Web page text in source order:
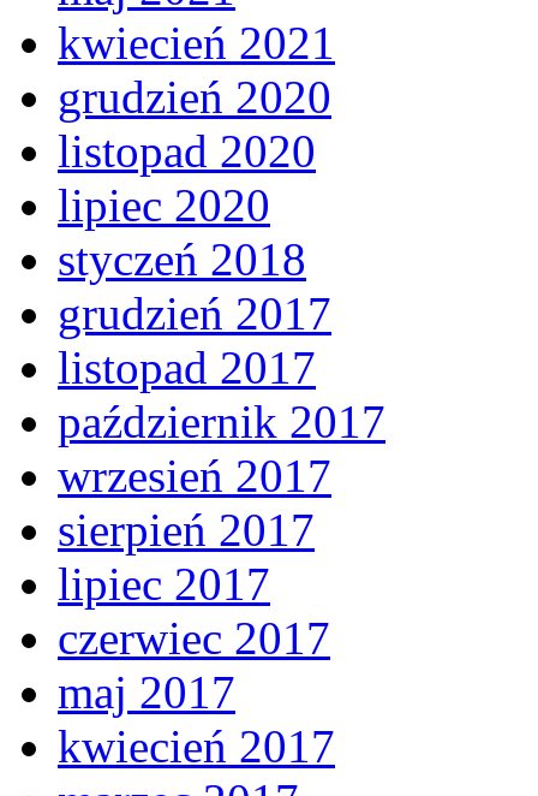
kwiecień 2021
grudzień 2020
listopad 2020
lipiec 2020
styczeń 2018
grudzień 2017
listopad 2017
październik 2017
wrzesień 2017
sierpień 2017
lipiec 2017
czerwiec 2017
maj 2017
kwiecień 2017